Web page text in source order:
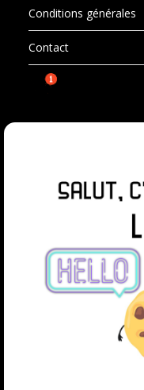
Conditions générales
Contact
SUIVEZ-MOI
© 2026 La chasse